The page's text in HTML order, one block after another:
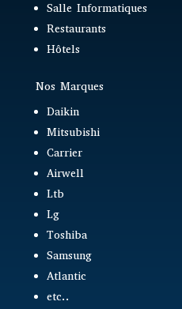
Salle Informatiques
Restaurants
Hôtels
Nos Marques
Daikin
Mitsubishi
Carrier
Airwell
Ltb
Lg
Toshiba
Samsung
Atlantic
etc..